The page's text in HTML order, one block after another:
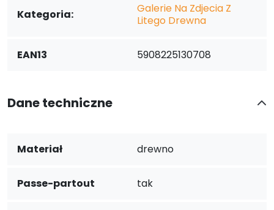
Kategoria:
Galerie Na Zdjecia Z
Litego Drewna
EAN13 5908225130708
Dane techniczne
Materiał drewno
Passe-partout tak